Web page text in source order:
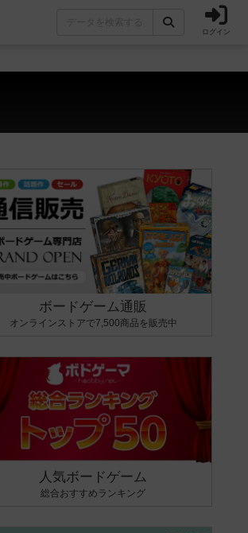
ム ログイン
参加者へのルール説明時間は含まれていないため、初めて
クッキング・海賊同士の対決など、ゲームコンセプトを絞
向けの絞込機能です。例えば「ダイスロール」はランダ
ボードゲーム通販
オンラインストアで7,500商品を販売中
人気ボードゲーム
総合おすすめランキング